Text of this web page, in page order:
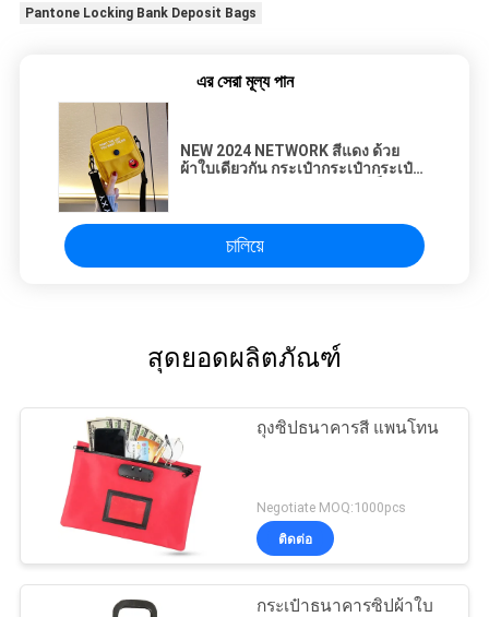
Pantone Locking Bank Deposit Bags
এর সেরা মূল্য পান
NEW 2024 NETWORK สีแดง ด้วย
ผ้าใบเดียวกัน กระเป๋ากระเป๋ากระเป๋าผู้
চালিয়ে
สุดยอดผลิตภัณฑ์
ถุงซิปธนาคารสี แพนโทน
Negotiate MOQ:1000pcs
ติดต่อ
กระเป๋าธนาคารซิปผ้าใบ